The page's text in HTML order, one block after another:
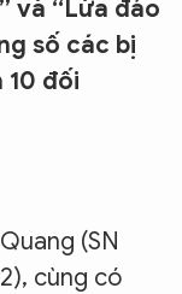
và “Lừa đảo
số các bị
10 đối
(SN
cùng có